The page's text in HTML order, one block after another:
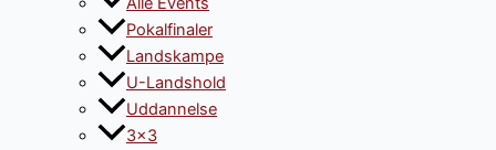
Pokalfinaler
Landskampe
U-Landshold
Uddannelse
3×3